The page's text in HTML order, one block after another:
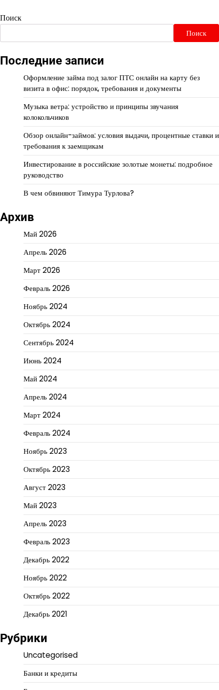
Поиск
Поиск
Последние записи
Оформление займа под залог ПТС онлайн на карту без
визита в офис: порядок, требования и документы
Музыка ветра: устройство и принципы звучания
колокольчиков
Обзор онлайн-займов: условия выдачи, процентные ставки и
требования к заемщикам
Инвестирование в российские золотые монеты: подробное
руководство
В чем обвиняют Тимура Турлова?
Архив
Май 2026
Апрель 2026
Март 2026
Февраль 2026
Ноябрь 2024
Октябрь 2024
Сентябрь 2024
Июнь 2024
Май 2024
Апрель 2024
Март 2024
Февраль 2024
Ноябрь 2023
Октябрь 2023
Август 2023
Май 2023
Апрель 2023
Февраль 2023
Декабрь 2022
Ноябрь 2022
Октябрь 2022
Декабрь 2021
Рубрики
Uncategorised
Банки и кредиты